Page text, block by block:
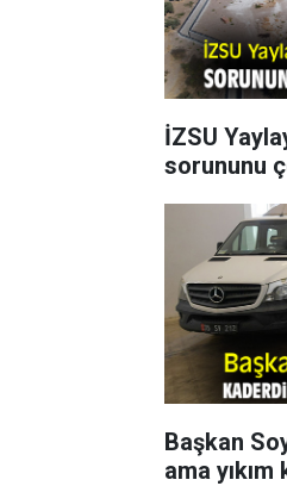
İZSU
sorununu
Başkan
ama